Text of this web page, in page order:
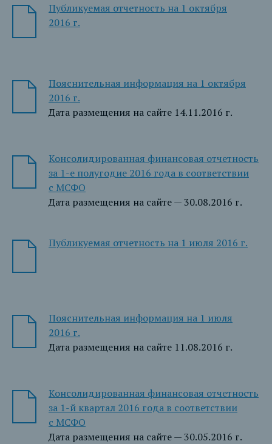
Публикуемая отчетность на 1 октября
2016 г.
Пояснительная информация на 1 октября
2016 г.
Дата размещения на сайте 14.11.2016 г.
Консолидированная финансовая отчетность
за 1-е полугодие 2016 года в соответствии
с МСФО
Дата размещения на сайте — 30.08.2016 г.
Публикуемая отчетность на 1 июля 2016 г.
Пояснительная информация на 1 июля
2016 г.
Дата размещения на сайте 11.08.2016 г.
Консолидированная финансовая отчетность
за 1-й квартал 2016 года в соответствии
с МСФО
Дата размещения на сайте — 30.05.2016 г.